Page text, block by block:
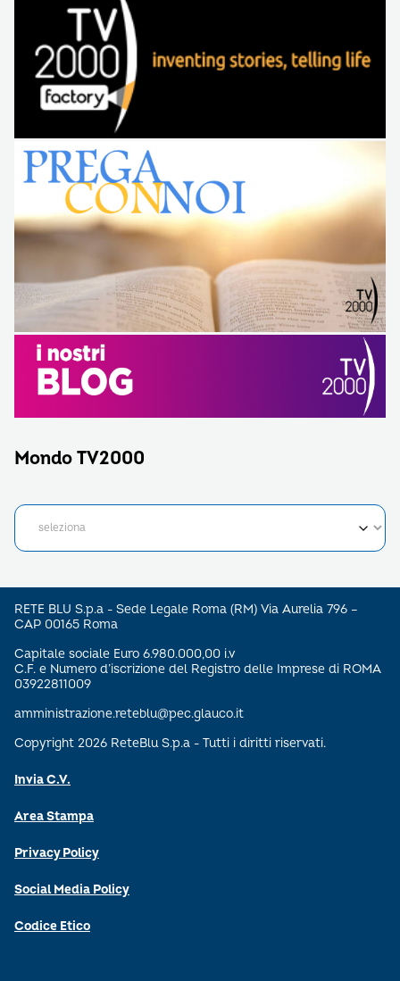
Mondo TV2000
RETE BLU S.p.a - Sede Legale Roma (RM) Via Aurelia 796 –
CAP 00165 Roma
Capitale sociale Euro 6.980.000,00 i.v
C.F. e Numero d’iscrizione del Registro delle Imprese di ROMA
03922811009
amministrazione.reteblu@pec.glauco.it
Copyright 2026 ReteBlu S.p.a - Tutti i diritti riservati.
Invia C.V.
Area Stampa
Privacy Policy
Social Media Policy
Codice Etico